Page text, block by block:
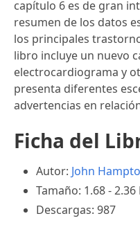
capítulo 6 es de gran
resumen de los datos
los principales
libro incluye un nuevo
electrocardiograma y
presenta diferentes
advertencias en
Ficha del
Autor: John
Tamaño: 1.68 - 2.36
Descargas: 987